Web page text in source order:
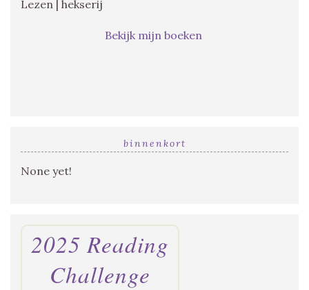
Lezen | hekserij
Bekijk mijn boeken
binnenkort
None yet!
2025 Reading
Challenge